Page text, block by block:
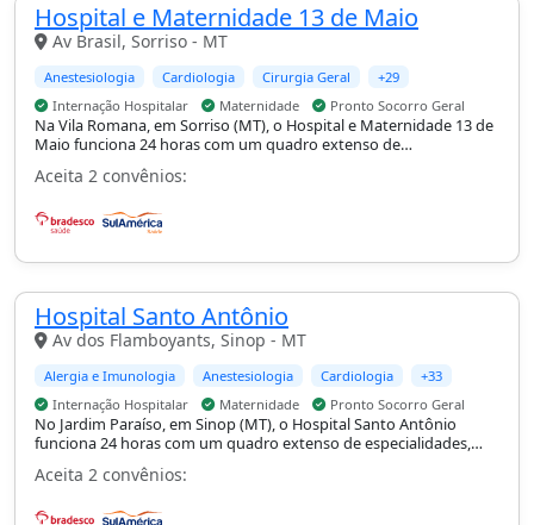
Hospital e Maternidade 13 de Maio
Av Brasil, Sorriso - MT
Anestesiologia Cardiologia Cirurgia Geral
+29
Internação Hospitalar
Maternidade Pronto Socorro Geral
Na Vila Romana, em Sorriso (MT), o Hospital e Maternidade 13 de
Maio funciona 24 horas com um quadro extenso de
especialidades, incluindo cardiologia, cirurgia geral, pediátrica,
plástica e vascular, oncologia e neurocirurgia, com internação
Aceita 2 convênios:
Hospital Santo Antônio
Av dos Flamboyants, Sinop - MT
Alergia e Imunologia Anestesiologia Cardiologia
+33
Internação Hospitalar
Maternidade Pronto Socorro Geral
No Jardim Paraíso, em Sinop (MT), o Hospital Santo Antônio
funciona 24 horas com um quadro extenso de especialidades,
incluindo cardiologia, cirurgia de cabeça e pescoço, pediátrica,
plástica, torácica e vascular, oncologia e neurocirurgia, com
Aceita 2 convênios: